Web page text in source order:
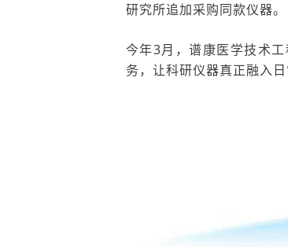
研究所追加采购同款仪器。
今年3月，谱康医学技术
务，让科研仪器真正融入